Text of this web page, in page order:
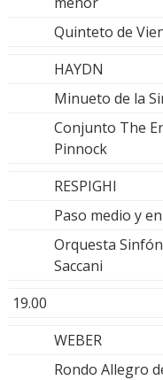
Quinteto de
HAYDN
Minueto de la
Conjunto The
Pinnock
RESPIGHI
Paso medio y
Orquesta
Saccani
19.00
WEBER
Rondo Allegro